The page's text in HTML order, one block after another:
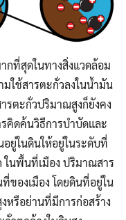
กที่สุดในทางสิ่งแวดล้อม
ใช้สารตะกั่วลงในน้ำมัน
รตะกั่วปริมาณสูงก็ยังคง
คิดค้นวิธีการบำบัดและ
ยู่ในดินให้อยู่ในระดับที่
ในพื้นที่เมือง ปริมาณสาร
ของเมือง โดยดินที่อยู่ใน
รือย่านที่มีการก่อสร้าง